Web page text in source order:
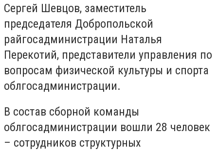
Сергей Шевцов, заместитель
председателя Добропольской
райгосадминистрации Наталья
Перекотий, представители управления по
вопросам физической культуры и спорта
облгосадминистрации.
В состав сборной команды
облгосадминистрации вошли 28 человек
– сотрудников структурных